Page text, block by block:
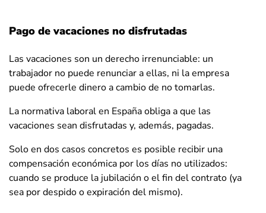
Pago de vacaciones no disfrutadas
Las vacaciones son un derecho irrenunciable: un
trabajador no puede renunciar a ellas, ni la empresa
puede ofrecerle dinero a cambio de no tomarlas.
La normativa laboral en España obliga a que las
vacaciones sean disfrutadas y, además, pagadas.
Solo en dos casos concretos es posible recibir una
compensación económica por los días no utilizados:
cuando se produce la jubilación o el fin del contrato (ya
sea por despido o expiración del mismo).